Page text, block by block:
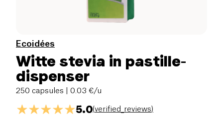
Ecoidées
Witte stevia in pastille-
dispenser
250 capsules | 0.03 €/u
5.0(verified_reviews)